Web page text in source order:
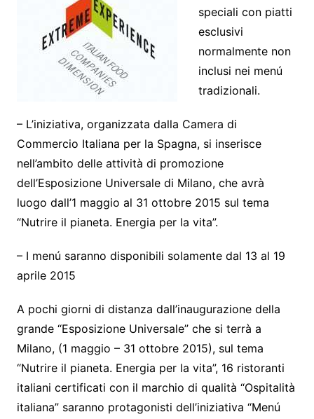
speciali con piatti
esclusivi
normalmente non
inclusi nei menú
tradizionali.
– L’iniziativa, organizzata dalla Camera di
Commercio Italiana per la Spagna, si inserisce
nell’ambito delle attività di promozione
dell’Esposizione Universale di Milano, che avrà
luogo dall’1 maggio al 31 ottobre 2015 sul tema
“Nutrire il pianeta. Energia per la vita”.
– I menú saranno disponibili solamente dal 13 al 19
aprile 2015
A pochi giorni di distanza dall’inaugurazione della
grande “Esposizione Universale” che si terrà a
Milano, (1 maggio – 31 ottobre 2015), sul tema
“Nutrire il pianeta. Energia per la vita”, 16 ristoranti
italiani certificati con il marchio di qualità “Ospitalità
italiana” saranno protagonisti dell’iniziativa “Menú